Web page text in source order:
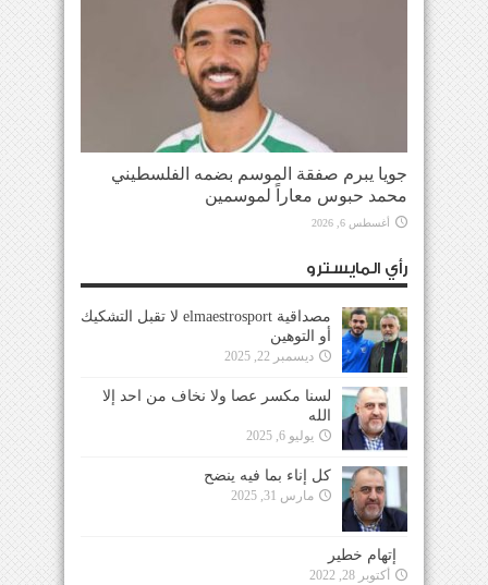
جويا يبرم صفقة الموسم بضمه الفلسطيني
محمد حبوس معاراً لموسمين
أغسطس 6, 2026
رأي المايسترو
مصداقية elmaestrosport لا تقبل التشكيك
أو التوهين
ديسمبر 22, 2025
لسنا مكسر عصا ولا نخاف من احد إلا
الله
يوليو 6, 2025
كل إناء بما فيه ينضح
مارس 31, 2025
إتهام خطير
أكتوبر 28, 2022